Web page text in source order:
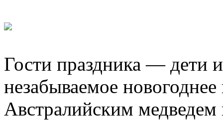
Гости праздника — дети
незабываемое
Австралийским